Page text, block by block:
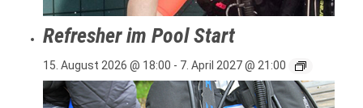
Refresher im Pool Start
15. August 2026 @ 18:00 - 7. April 2027 @ 21:00